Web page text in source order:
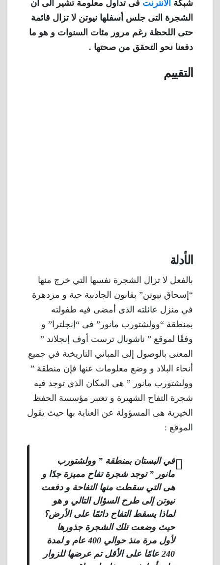
شبكة الانترنت فى تداول معلومة تشير الى أن
الشجرة التى جلس أسفلها نيوتن لا تزال قائمة
حتى اللحظة رغم مرور مئات السنوات و هو ما
دفعنا نحو التحقق من صحتها .
التقييم
الأدلة
بالفعل لا تزال الشجرة نفسها التي خرج منها
“إسحاق نيوتن” بقانون الجاذبية حية و مزدهرة
في منزل عائلته الذى أمضى فيه طفولته
بمنطقة “وولشتورب مانور” فى “إنجلترا” و
وفقًا لموقع ” ناشونال ترست أوف إنجلاند ”
المعنى بالوصول إلى المباني التاريخية في جميع
أنحاء البلاد و وضع معلومات عنها فإن منطقة ”
وولشتورب مانور ” هى المكان الذي توجد فيه
شجرة التفاح الشهيرة و تعتبر مؤسسة الحفظ
الخيرية هى المسؤولة عن العناية بها حيث يقول
الموقع :
في البستان بمنطقة ” وولشتورب
مانور ” توجد شجرة تفاح مميزة جدًا و
هى التي سقطت منها التفاحة و دفعت
نيوتن إلى طرح السؤال التالي و هو
لماذا يسقط التفاح دائمًا على الأرض؟
حيث وضعت تلك الشجرة جذورها
لأول مرة منذ حوالي 400 عام و لمدة
240 عامًا على الأقل تم عرضها للزوار